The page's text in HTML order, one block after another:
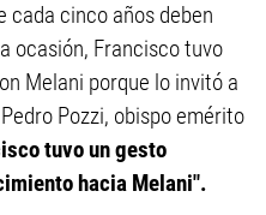
cada cinco años deben
ocasión, Francisco tuvo
Melani porque lo invitó a
Pozzi, obispo emérito
tuvo un gesto
hacia Melani".